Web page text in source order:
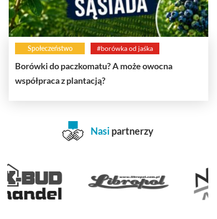
Społeczeństwo #borówka od jaśka
Borówki do paczkomatu? A może owocna
współpraca z plantacją?
Nasi partnerzy